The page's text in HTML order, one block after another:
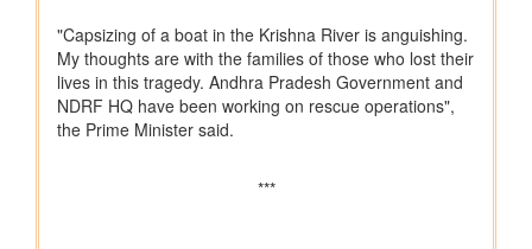
इलेक्ट्रानिक्स एवं आईटी मंत्रालय
डिजिलॉकर ने एएईआरआई के साथ साझेदारी करके ऑस्ट्रेलिया जाने वाले
भारतीय छात्रों के लिए दस्तावेज़ सत्यापन प्रक्रिया को तेज़ किया है